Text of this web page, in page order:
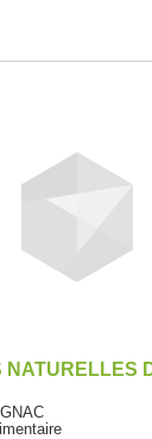
NATURELLES